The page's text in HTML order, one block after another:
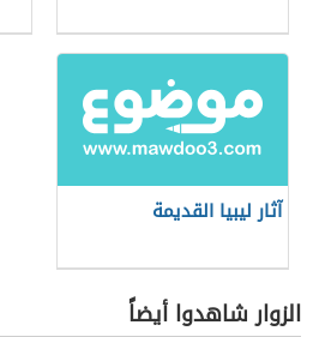
آثار ليبيا القديمة
الزوار شاهدوا أيضاً